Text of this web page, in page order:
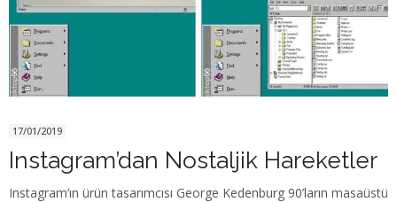
17/01/2019
Instagram’dan Nostaljik Hareketler
Instagram’ın ürün tasarımcısı George Kedenburg 90’ların masaüstü